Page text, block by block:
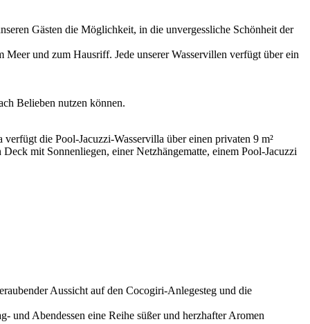
Gästen die Möglichkeit, in die unvergessliche Schönheit der
und zum Hausriff. Jede unserer Wasservillen verfügt über ein
Belieben nutzen können.
die Pool-Jacuzzi-Wasservilla über einen privaten 9 m²
mit Sonnenliegen, einer Netzhängematte, einem Pool-Jacuzzi
Aussicht auf den Cocogiri-Anlegesteg und die
und Abendessen eine Reihe süßer und herzhafter Aromen